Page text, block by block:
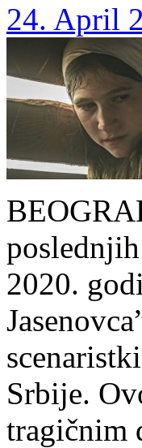
24. April
2020.
Srbije.
tragičnim